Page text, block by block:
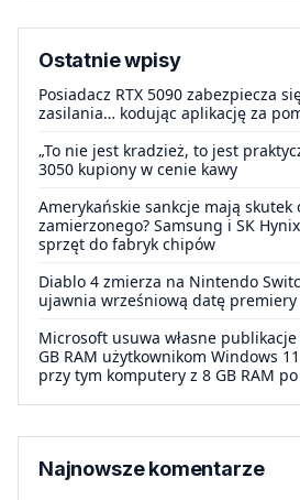
Ostatnie wpisy
Posiadacz RTX 5090 zabezpiecza
zasilania… kodując aplikację za
„To nie jest kradzież, to jest
3050 kupiony w cenie kawy
Amerykańskie sankcje mają
zamierzonego? Samsung i SK
sprzęt do fabryk chipów
Diablo 4 zmierza na Nintendo
ujawnia wrześniową datę premiery
Microsoft usuwa własne
GB RAM użytkownikom Windows
przy tym komputery z 8 GB RAM
Najnowsze komentarze